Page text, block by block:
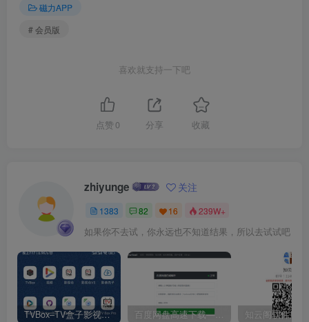
磁力APP
# 会员版
喜欢就支持一下吧
点赞 0 分享 收藏
zhiyunge 关注
1383 82 16 239W+
如果你不去试，你永远也不知道结果，所以去试试吧
TVBox–TV盒子影视神器【附视频源和下载地址】【附自带源软件】 百度网盘高速下载——解析站点汇总